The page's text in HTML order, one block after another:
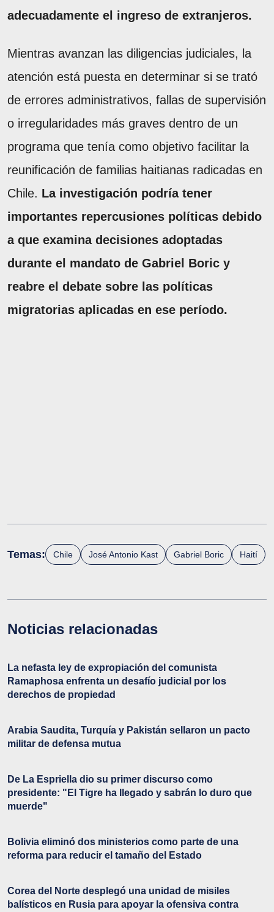
adecuadamente el ingreso de extranjeros.
Mientras avanzan las diligencias judiciales, la
atención está puesta en determinar si se trató
de errores administrativos, fallas de supervisión
o irregularidades más graves dentro de un
programa que tenía como objetivo facilitar la
reunificación de familias haitianas radicadas en
Chile. La investigación podría tener
importantes repercusiones políticas debido
a que examina decisiones adoptadas
durante el mandato de Gabriel Boric y
reabre el debate sobre las políticas
migratorias aplicadas en ese período.
Temas: Chile José Antonio Kast Gabriel Boric Haití
Noticias relacionadas
La nefasta ley de expropiación del comunista
Ramaphosa enfrenta un desafío judicial por los
derechos de propiedad
Arabia Saudita, Turquía y Pakistán sellaron un pacto
militar de defensa mutua
De La Espriella dio su primer discurso como
presidente: "El Tigre ha llegado y sabrán lo duro que
muerde"
Bolivia eliminó dos ministerios como parte de una
reforma para reducir el tamaño del Estado
Corea del Norte desplegó una unidad de misiles
balísticos en Rusia para apoyar la ofensiva contra